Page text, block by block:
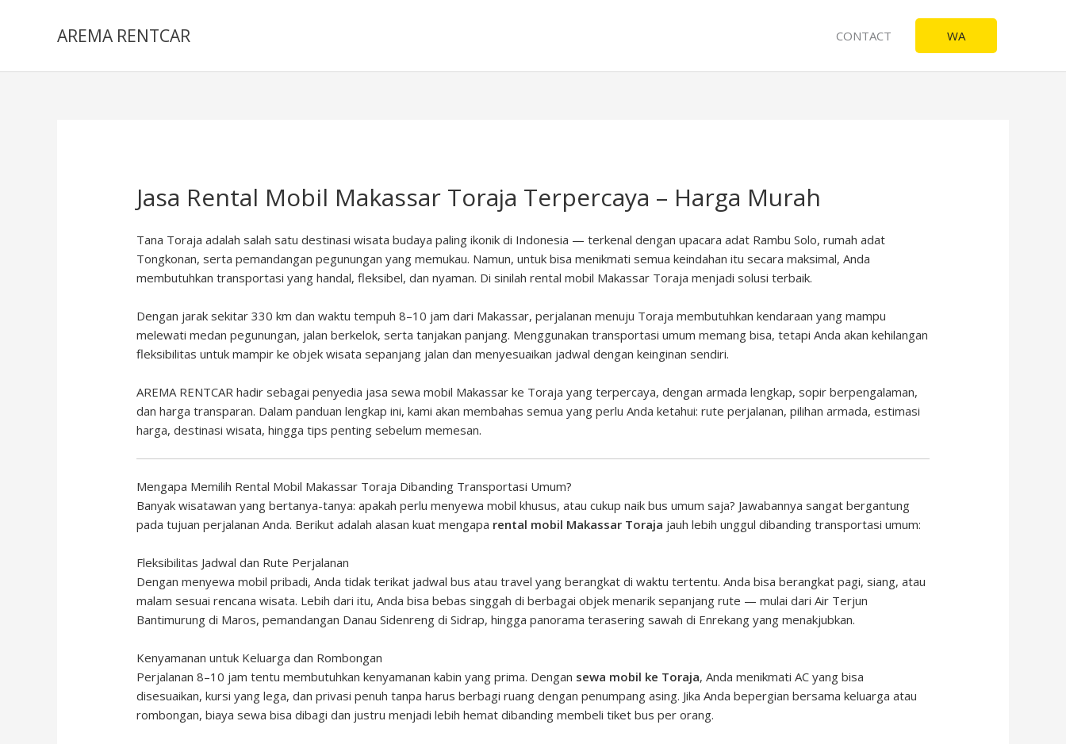
AREMA RENTCAR CONTACT WA
Jasa Rental Mobil Makassar Toraja Terpercaya – Harga Murah
Tana Toraja adalah salah satu destinasi wisata budaya paling ikonik di Indonesia — terkenal dengan upacara adat Rambu Solo, rumah adat
Tongkonan, serta pemandangan pegunungan yang memukau. Namun, untuk bisa menikmati semua keindahan itu secara maksimal, Anda
membutuhkan transportasi yang handal, fleksibel, dan nyaman. Di sinilah rental mobil Makassar Toraja menjadi solusi terbaik.
Dengan jarak sekitar 330 km dan waktu tempuh 8–10 jam dari Makassar, perjalanan menuju Toraja membutuhkan kendaraan yang mampu
melewati medan pegunungan, jalan berkelok, serta tanjakan panjang. Menggunakan transportasi umum memang bisa, tetapi Anda akan kehilangan
fleksibilitas untuk mampir ke objek wisata sepanjang jalan dan menyesuaikan jadwal dengan keinginan sendiri.
AREMA RENTCAR hadir sebagai penyedia jasa sewa mobil Makassar ke Toraja yang terpercaya, dengan armada lengkap, sopir berpengalaman,
dan harga transparan. Dalam panduan lengkap ini, kami akan membahas semua yang perlu Anda ketahui: rute perjalanan, pilihan armada, estimasi
harga, destinasi wisata, hingga tips penting sebelum memesan.
Mengapa Memilih Rental Mobil Makassar Toraja Dibanding Transportasi Umum?
Banyak wisatawan yang bertanya-tanya: apakah perlu menyewa mobil khusus, atau cukup naik bus umum saja? Jawabannya sangat bergantung
pada tujuan perjalanan Anda. Berikut adalah alasan kuat mengapa rental mobil Makassar Toraja jauh lebih unggul dibanding transportasi umum:
Fleksibilitas Jadwal dan Rute Perjalanan
Dengan menyewa mobil pribadi, Anda tidak terikat jadwal bus atau travel yang berangkat di waktu tertentu. Anda bisa berangkat pagi, siang, atau
malam sesuai rencana wisata. Lebih dari itu, Anda bisa bebas singgah di berbagai objek menarik sepanjang rute — mulai dari Air Terjun
Bantimurung di Maros, pemandangan Danau Sidenreng di Sidrap, hingga panorama terasering sawah di Enrekang yang menakjubkan.
Kenyamanan untuk Keluarga dan Rombongan
Perjalanan 8–10 jam tentu membutuhkan kenyamanan kabin yang prima. Dengan sewa mobil ke Toraja, Anda menikmati AC yang bisa
disesuaikan, kursi yang lega, dan privasi penuh tanpa harus berbagi ruang dengan penumpang asing. Jika Anda bepergian bersama keluarga atau
rombongan, biaya sewa bisa dibagi dan justru menjadi lebih hemat dibanding membeli tiket bus per orang.